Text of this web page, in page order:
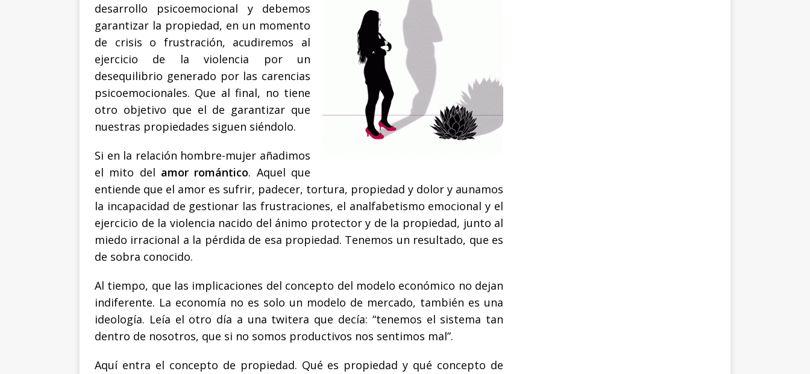
desarrollo psicoemocional y debemos
garantizar la propiedad, en un momento
de crisis o frustración, acudiremos al
ejercicio de la violencia por un
desequilibrio generado por las carencias
psicoemocionales. Que al final, no tiene
otro objetivo que el de garantizar que
nuestras propiedades siguen siéndolo.
Si en la relación hombre-mujer añadimos
el mito del amor romántico. Aquel que
entiende que el amor es sufrir, padecer, tortura, propiedad y dolor y aunamos
la incapacidad de gestionar las frustraciones, el analfabetismo emocional y el
ejercicio de la violencia nacido del ánimo protector y de la propiedad, junto al
miedo irracional a la pérdida de esa propiedad. Tenemos un resultado, que es
de sobra conocido.
Al tiempo, que las implicaciones del concepto del modelo económico no dejan
indiferente. La economía no es solo un modelo de mercado, también es una
ideología. Leía el otro día a una twitera que decía: “tenemos el sistema tan
dentro de nosotros, que si no somos productivos nos sentimos mal”.
Aquí entra el concepto de propiedad. Qué es propiedad y qué concepto de